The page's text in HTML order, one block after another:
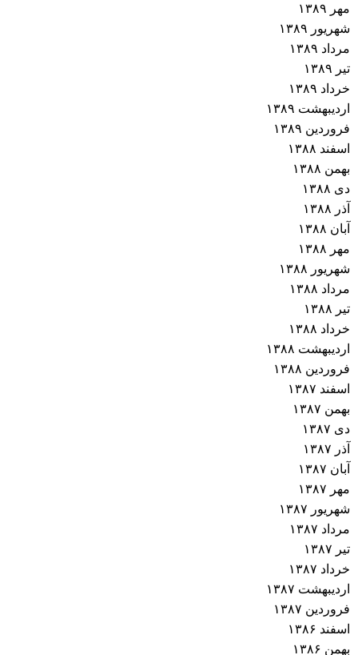
مهر ۱۳۸۹
شهریور ۱۳۸۹
مرداد ۱۳۸۹
تیر ۱۳۸۹
خرداد ۱۳۸۹
اردیبهشت ۱۳۸۹
فروردین ۱۳۸۹
اسفند ۱۳۸۸
بهمن ۱۳۸۸
دی ۱۳۸۸
آذر ۱۳۸۸
آبان ۱۳۸۸
مهر ۱۳۸۸
شهریور ۱۳۸۸
مرداد ۱۳۸۸
تیر ۱۳۸۸
خرداد ۱۳۸۸
اردیبهشت ۱۳۸۸
فروردین ۱۳۸۸
اسفند ۱۳۸۷
بهمن ۱۳۸۷
دی ۱۳۸۷
آذر ۱۳۸۷
آبان ۱۳۸۷
مهر ۱۳۸۷
شهریور ۱۳۸۷
مرداد ۱۳۸۷
تیر ۱۳۸۷
خرداد ۱۳۸۷
اردیبهشت ۱۳۸۷
فروردین ۱۳۸۷
اسفند ۱۳۸۶
بهمن ۱۳۸۶